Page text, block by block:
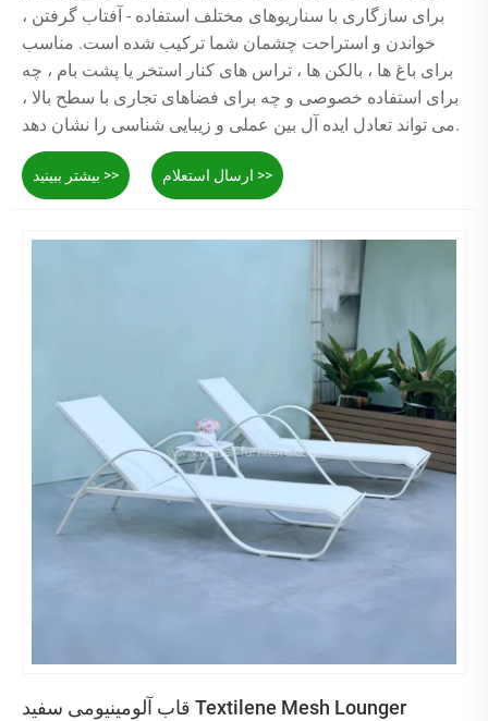
برای سازگاری با سناریوهای مختلف استفاده - آفتاب گرفتن ،
خواندن و استراحت چشمان شما ترکیب شده است. مناسب
برای باغ ها ، بالکن ها ، تراس های کنار استخر یا پشت بام ، چه
برای استفاده خصوصی و چه برای فضاهای تجاری با سطح بالا ،
می تواند تعادل ایده آل بین عملی و زیبایی شناسی را نشان دهد.
بیشتر ببینید >> ارسال استعلام >>
قاب آلومینیومی سفید Textilene Mesh Lounger